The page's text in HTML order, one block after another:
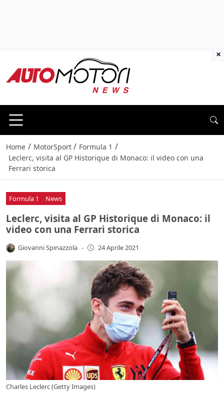
Home / MotorSport / Formula 1 /
Leclerc, visita al GP Historique di Monaco: il video con una
Ferrari storica
Formula 1 News
Leclerc, visita al GP Historique di Monaco: il
video con una Ferrari storica
Giovanni Spinazzola - 24 Aprile 2021
Charles Leclerc (Getty Images)
×